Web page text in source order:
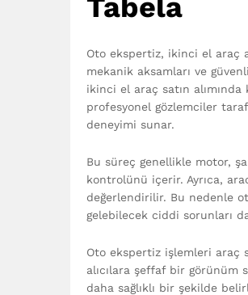
Tabela
Oto ekspertiz, ikinci el araç
mekanik aksamları ve
ikinci el araç satın
profesyonel gözlemciler
deneyimi sunar.
Bu süreç genellikle motor,
kontrolünü içerir. Ayrıca,
değerlendirilir. Bu nedenle
gelebilecek ciddi sorunları
Oto ekspertiz işlemleri araç
alıcılara şeffaf bir görünüm
daha sağlıklı bir şekilde